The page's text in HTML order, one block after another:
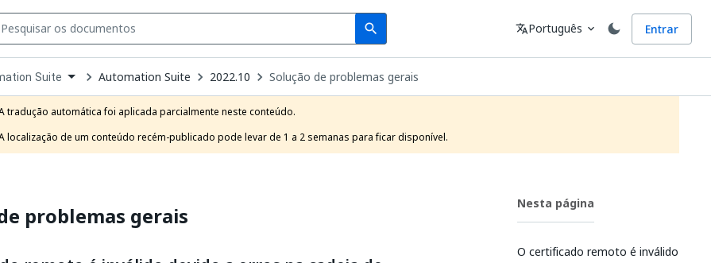
search
Search Idioma
translatePortuguês expand_more Entrar
Suite Automation Suite 2022.10 Solução de problemas gerais
tradução automática foi aplicada parcialmente neste conteúdo.
localização de um conteúdo recém-publicado pode levar de 1 a 2 semanas para ficar disponível.
problemas gerais Nesta página
O certificado remoto é inválido